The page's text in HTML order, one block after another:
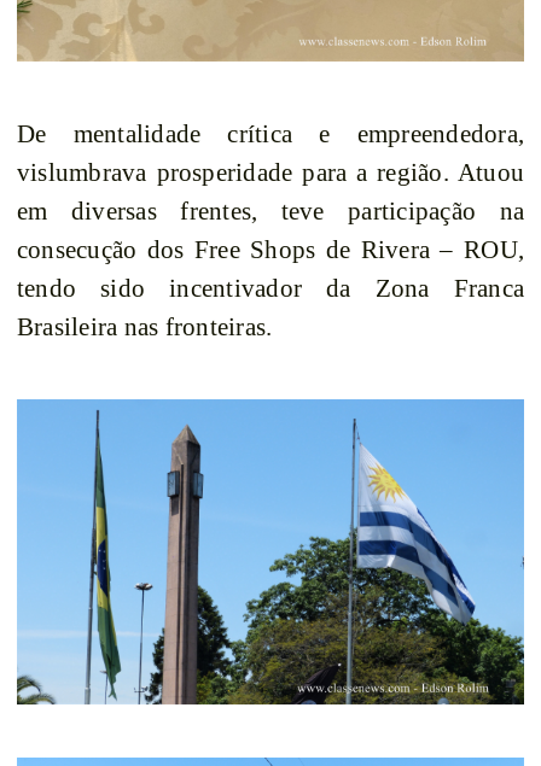
De mentalidade crítica e empreendedora,
vislumbrava prosperidade para a região. Atuou
em diversas frentes, teve participação na
consecução dos Free Shops de Rivera – ROU,
tendo sido incentivador da Zona Franca
Brasileira nas fronteiras.